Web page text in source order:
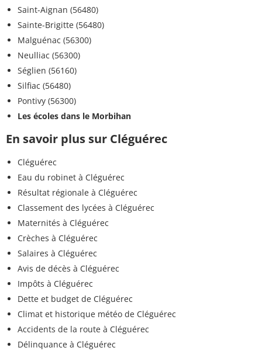
Saint-Aignan (56480)
Sainte-Brigitte (56480)
Malguénac (56300)
Neulliac (56300)
Séglien (56160)
Silfiac (56480)
Pontivy (56300)
Les écoles dans le Morbihan
En savoir plus sur Cléguérec
Cléguérec
Eau du robinet à Cléguérec
Résultat régionale à Cléguérec
Classement des lycées à Cléguérec
Maternités à Cléguérec
Crèches à Cléguérec
Salaires à Cléguérec
Avis de décès à Cléguérec
Impôts à Cléguérec
Dette et budget de Cléguérec
Climat et historique météo de Cléguérec
Accidents de la route à Cléguérec
Délinquance à Cléguérec